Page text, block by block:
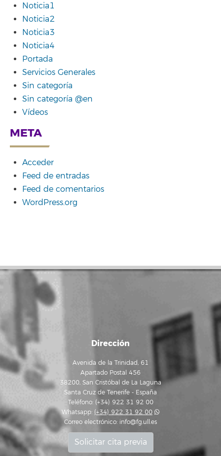
Noticia1
Noticia2
Noticia3
Noticia4
Portada
Servicios Generales
Sin categoría
Sin categoría @en
Vídeos
META
Acceder
Feed de entradas
Feed de comentarios
WordPress.org
Dirección
Avenida de la Trinidad, 61
Apartado Postal 456
38200, San Cristóbal de La Laguna
Santa Cruz de Tenerife - España
Teléfono: (+34) 922 31 92 00
Whatsapp: (+34) 922 31 92 00
Correo electrónico: info@fg.ull.es
Solicitar cita previa